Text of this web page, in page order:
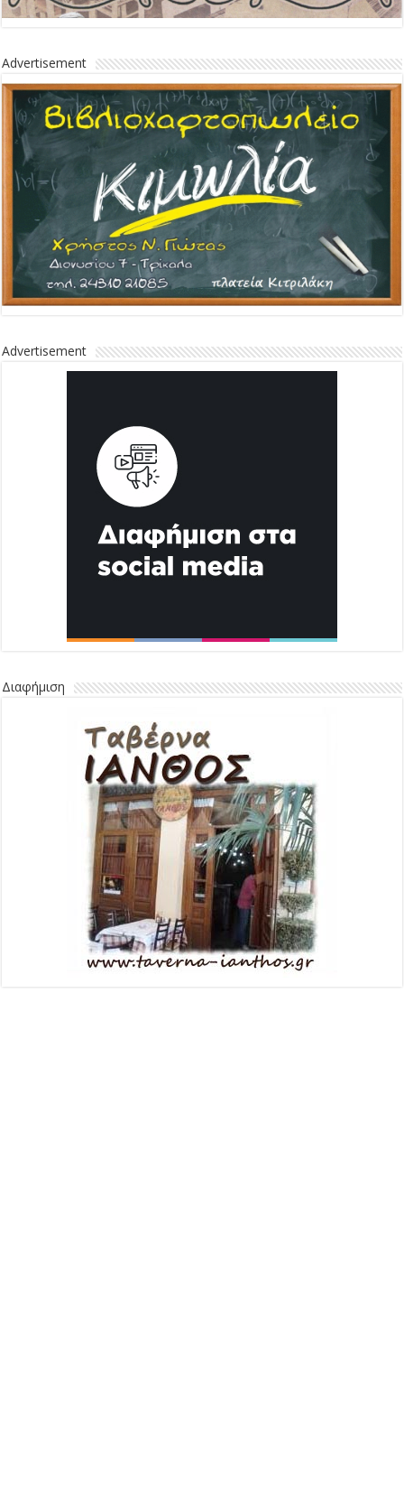
Διαφήμιση
Κατασκευή Ιστοσελίδας Plushost.gr
© Copyright 2026 -Trikala Day